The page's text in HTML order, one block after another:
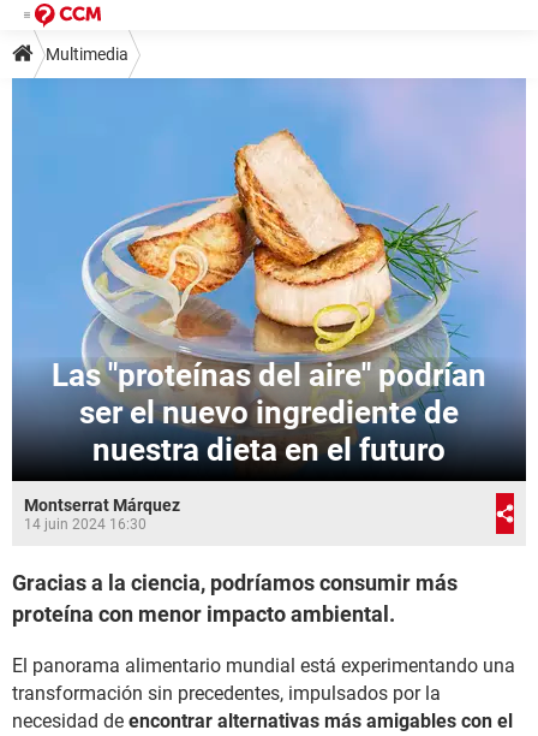
Multimedia
Las "proteínas del aire" podrían
ser el nuevo ingrediente de
nuestra dieta en el futuro
Montserrat Márquez
14 juin 2024 16:30
Gracias a la ciencia, podríamos consumir más
proteína con menor impacto ambiental.
El panorama alimentario mundial está experimentando una
transformación sin precedentes, impulsados por la
necesidad de encontrar alternativas más amigables con el